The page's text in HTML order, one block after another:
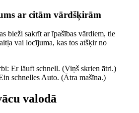
ar citām vārdšķirām
bieži sakrīt ar īpašības vārdiem, tie
vai locījuma, kas tos atšķir no
Er läuft schnell. (Viņš skrien ātri.)
schnelles Auto. (Ātra mašīna.)
valodā